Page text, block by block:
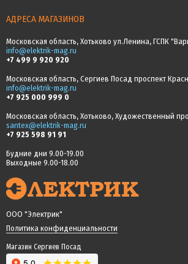
АДРЕСА МАГАЗИНОВ
Московская область, Хотьково ул.Ленина, ГСПК
info@elektrik-mag.ru
+7 499 9 920 920
Московская область, Сергиев Посад проспект
info@elektrik-mag.ru
+7 925 000 999 0
Московская область, Хотьково, Художественный
santex@elektrik-mag.ru
+7 925 598 91 91
Будние дни 9.00-19.00
Выходные 9.00-18.00
ООО "Электрик"
Политика конфиденциальности
Магазин Сергиев Посад